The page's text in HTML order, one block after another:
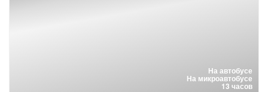
На автобусе
На микроавтобусе
13 часов